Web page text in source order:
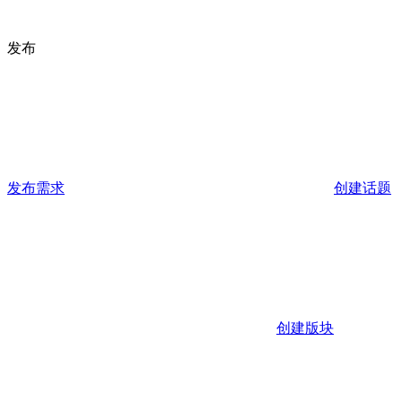
发布
发布需求 创建话题
创建版块